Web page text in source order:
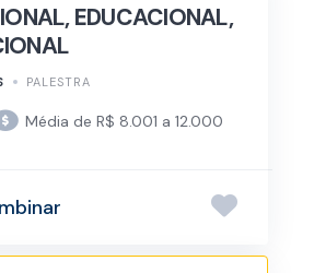
EDUCACIONAL,
PALESTRA
Média de R$ 8.001 a 12.000